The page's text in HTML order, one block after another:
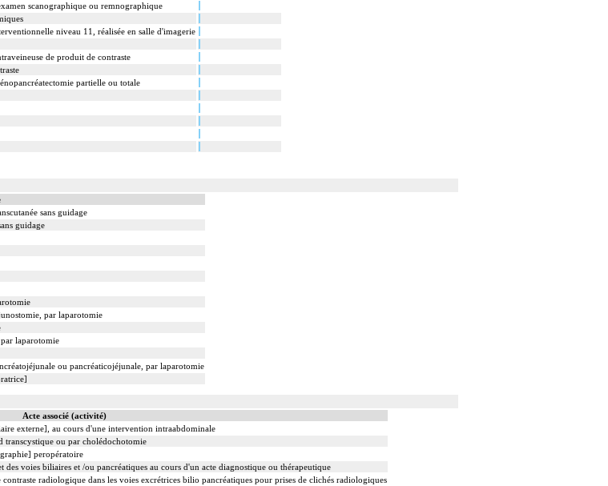
scanographique ou remnographique
niveau 11, réalisée en salle d'imagerie
de produit de contraste
partielle ou totale
sans guidage
guidage
par laparotomie
laparotomie
ou pancréaticojéjunale, par laparotomie
Acte associé (activité)
externe], au cours d'une intervention intraabdominale
transcystique ou par cholédochotomie
peropératoire
voies biliaires et /ou pancréatiques au cours d'un acte diagnostique ou thérapeutique
radiologique dans les voies excrétrices bilio pancréatiques pour prises de clichés radiologiques